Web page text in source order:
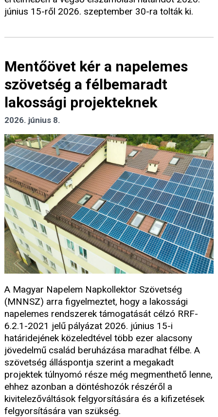
június 15-ről 2026. szeptember 30-ra tolták ki.
Mentőövet kér a napelemes
szövetség a félbemaradt
lakossági projekteknek
2026. június 8.
A Magyar Napelem Napkollektor Szövetség
(MNNSZ) arra figyelmeztet, hogy a lakossági
napelemes rendszerek támogatását célzó RRF-
6.2.1-2021 jelű pályázat 2026. június 15-i
határidejének közeledtével több ezer alacsony
jövedelmű család beruházása maradhat félbe. A
szövetség álláspontja szerint a megakadt
projektek túlnyomó része még megmenthető lenne,
ehhez azonban a döntéshozók részéről a
kivitelezőváltások felgyorsítására és a kifizetések
felgyorsítására van szükség.